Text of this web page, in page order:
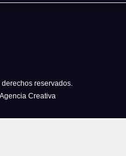
reservados.
Creativa